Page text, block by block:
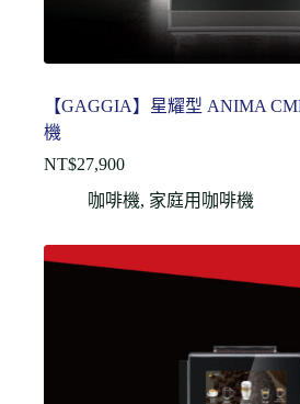
【GAGGIA】星耀型 ANIMA
機
NT$27,900
咖啡機, 家庭用咖啡機